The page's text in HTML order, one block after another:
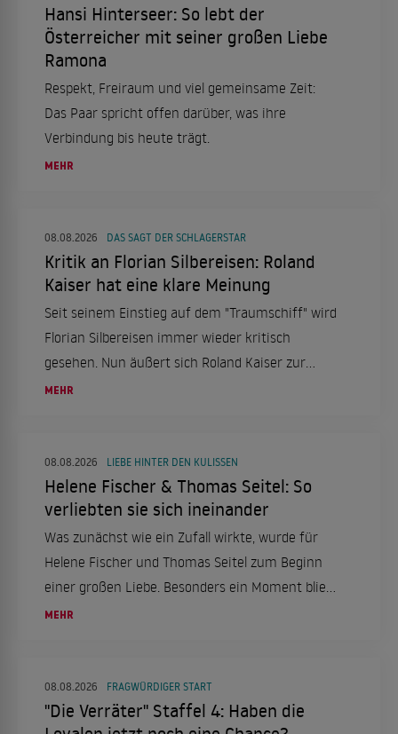
Hansi Hinterseer: So lebt der
Österreicher mit seiner großen Liebe
Ramona
Respekt, Freiraum und viel gemeinsame Zeit:
Das Paar spricht offen darüber, was ihre
Verbindung bis heute trägt.
MEHR
08.08.2026 DAS SAGT DER SCHLAGERSTAR
Kritik an Florian Silbereisen: Roland
Kaiser hat eine klare Meinung
Seit seinem Einstieg auf dem "Traumschiff" wird
Florian Silbereisen immer wieder kritisch
gesehen. Nun äußert sich Roland Kaiser zur
Debatte um den ZDF-Kapitän.
MEHR
08.08.2026 LIEBE HINTER DEN KULISSEN
Helene Fischer & Thomas Seitel: So
verliebten sie sich ineinander
Was zunächst wie ein Zufall wirkte, wurde für
Helene Fischer und Thomas Seitel zum Beginn
einer großen Liebe. Besonders ein Moment blieb
ihm bis heute im Herzen.
MEHR
08.08.2026 FRAGWÜRDIGER START
"Die Verräter" Staffel 4: Haben die